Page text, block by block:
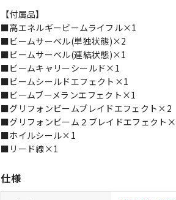
【付属品】
■高エネルギービームライフル×1
■ビームサーベル(単独状態)×2
■ビームサーベル(連結状態)×1
■ビームキャリーシールド×1
■ビームシールドエフェクト×1
■ビームブーメランエフェクト×1
■グリフォンビームブレイドエフェクト×2
■グリフォンビーム２ブレイドエフェクト
■ホイルシール×1
■リード線×1
仕様